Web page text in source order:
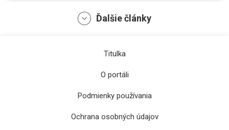
Ďalšie články
Titulka
O portáli
Podmienky používania
Ochrana osobných údajov